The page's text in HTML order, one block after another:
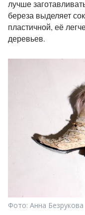
лучше
береза выделяет
пластичной, её
деревьев.
Фото: Анна Безрукова